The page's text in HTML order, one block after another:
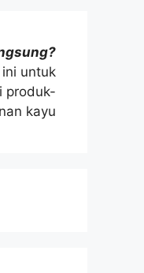
untuk
produk-
kayu